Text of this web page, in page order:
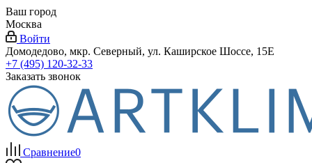
Ваш город
Москва
Войти
Домодедово, мкр. Северный, ул. Каширское Шоссе, 15Е
+7 (495) 120-32-33
Заказать звонок
Сравнение0